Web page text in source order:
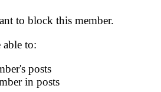
to block this member.
to:
posts
in posts